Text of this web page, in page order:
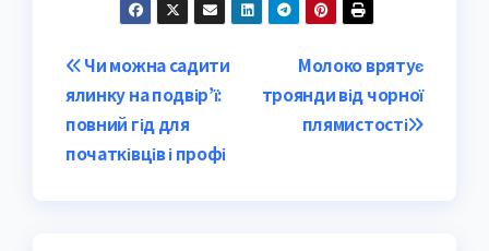
Post
navigation
Молоко врятує
троянди від чорної
плямистості
Чи можна садити
ялинку на подвір’ї:
повний гід для
початківців і профі